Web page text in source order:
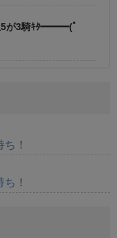
5が3騎ｷﾀ━━━(ﾟ
！
！